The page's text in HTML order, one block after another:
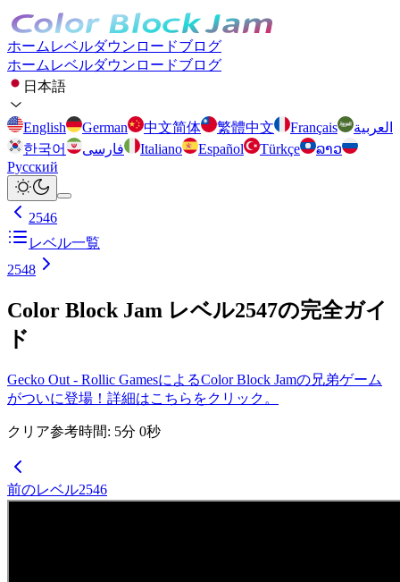
ホーム レベルダウンロードブログ
ホーム レベルダウンロードブログ
日本語
English German 中文简体 繁體中文 Français
العربية
한국어
فارسی Italiano Español Türkçe
ລາວ
Русский
2546
レベル一覧
2548
Color Block Jam レベル2547の完全ガイ
ド
Gecko Out - Rollic GamesによるColor Block Jamの兄弟ゲーム
がついに登場！詳細はこちらをクリック。
クリア参考時間: 5分 0秒
前のレベル2546